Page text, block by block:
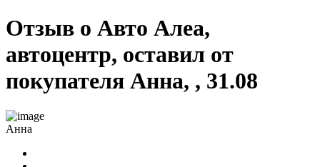
Отзыв о Авто Алеа,
автоцентр, оставил от
покупателя Анна, , 31.08
Анна